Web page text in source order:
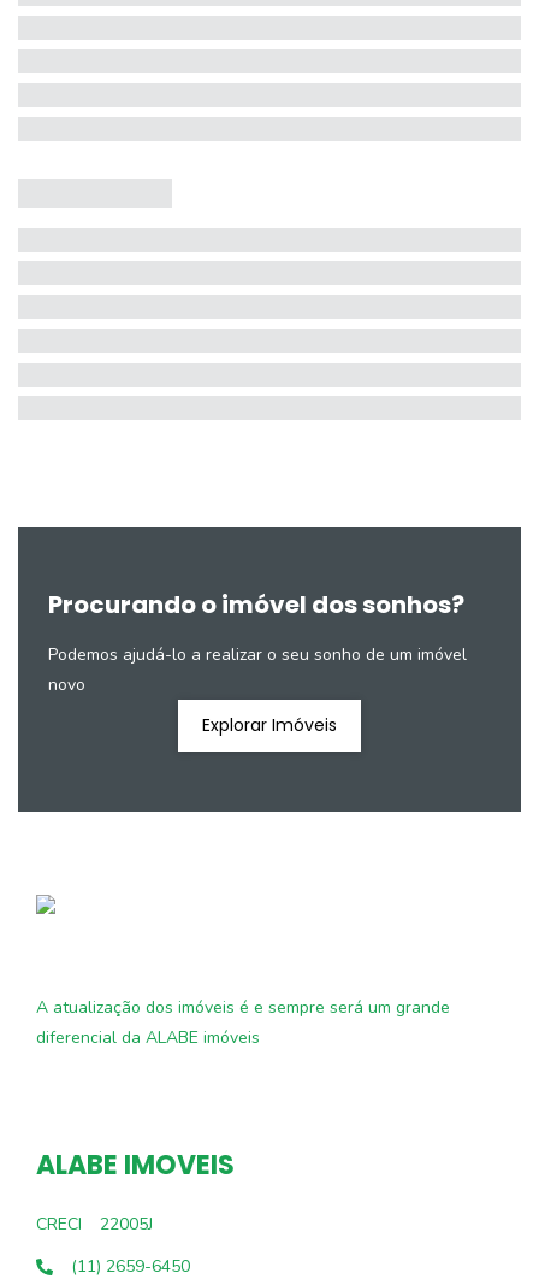
Procurando o imóvel dos sonhos?
Podemos ajudá-lo a realizar o seu sonho de um imóvel
novo
Explorar Imóveis
A atualização dos imóveis é e sempre será um grande
diferencial da ALABE imóveis
ALABE IMOVEIS
CRECI
22005J
(11) 2659-6450